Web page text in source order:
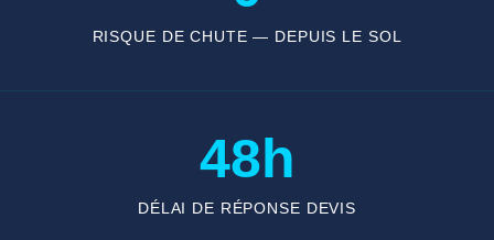
RISQUE DE CHUTE — DEPUIS LE SOL
48h
DÉLAI DE RÉPONSE DEVIS